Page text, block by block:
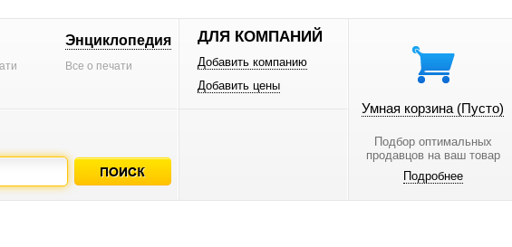
Энциклопедия
Все о печати
ДЛЯ КОМПАНИЙ
Добавить компанию
Добавить цены
Умная корзина (Пусто)
Подбор оптимальных
продавцов на ваш товар
Подробнее